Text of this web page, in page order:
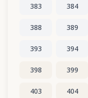
383 384
388 389
393 394
398 399
403 404